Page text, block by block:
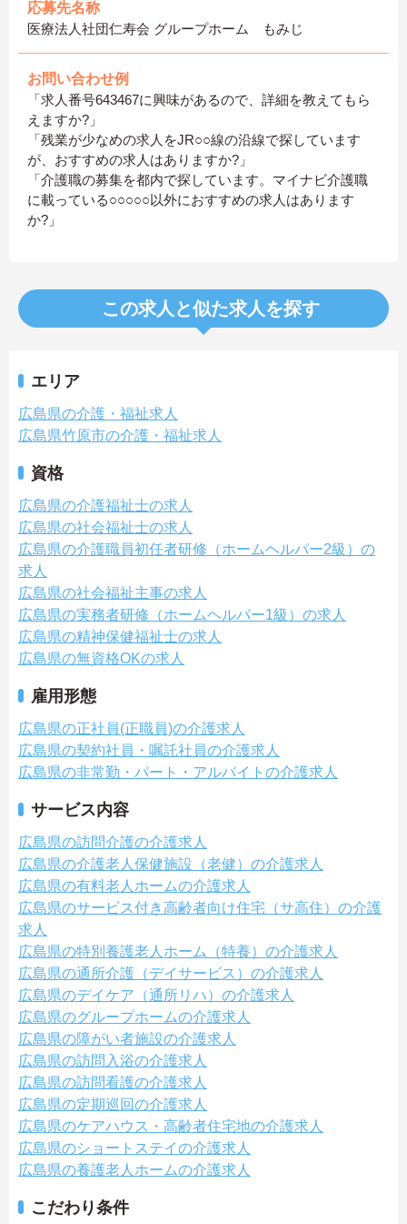
応募先名称
医療法人社団仁寿会 グループホーム もみじ
お問い合わせ例
「求人番号643467に興味があるので、詳細を教えてもら
えますか?」
「残業が少なめの求人をJR○○線の沿線で探しています
が、おすすめの求人はありますか?」
「介護職の募集を都内で探しています。マイナビ介護職
に載っている○○○○○以外におすすめの求人はあります
か?」
この求人と似た求人を探す
エリア
広島県の介護・福祉求人
広島県竹原市の介護・福祉求人
資格
広島県の介護福祉士の求人
広島県の社会福祉士の求人
広島県の介護職員初任者研修（ホームヘルパー2級）の
求人
広島県の社会福祉主事の求人
広島県の実務者研修（ホームヘルパー1級）の求人
広島県の精神保健福祉士の求人
広島県の無資格OKの求人
雇用形態
広島県の正社員(正職員)の介護求人
広島県の契約社員・嘱託社員の介護求人
広島県の非常勤・パート・アルバイトの介護求人
サービス内容
広島県の訪問介護の介護求人
広島県の介護老人保健施設（老健）の介護求人
広島県の有料老人ホームの介護求人
広島県のサービス付き高齢者向け住宅（サ高住）の介護
求人
広島県の特別養護老人ホーム（特養）の介護求人
広島県の通所介護（デイサービス）の介護求人
広島県のデイケア（通所リハ）の介護求人
広島県のグループホームの介護求人
広島県の障がい者施設の介護求人
広島県の訪問入浴の介護求人
広島県の訪問看護の介護求人
広島県の定期巡回の介護求人
広島県のケアハウス・高齢者住宅地の介護求人
広島県のショートステイの介護求人
広島県の養護老人ホームの介護求人
こだわり条件